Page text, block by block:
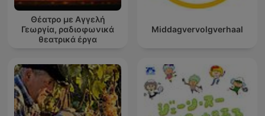
Θέατρο με Αγγελή
Γεωργία, ραδιοφωνικά
θεατρικά έργα
Middagvervolgverhaal